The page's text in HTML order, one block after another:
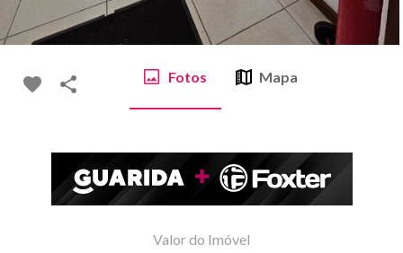
Fotos Mapa
Valor do Imóvel